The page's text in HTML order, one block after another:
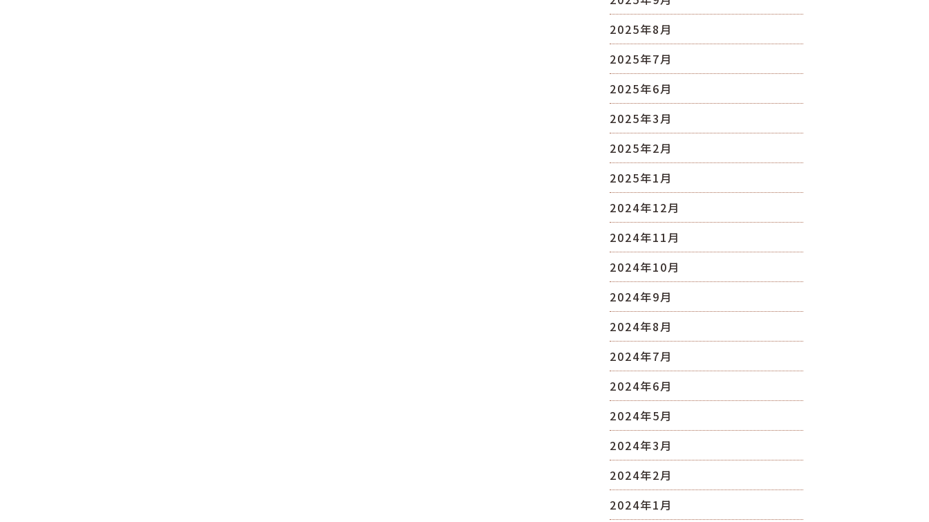
2025年8月
2025年7月
2025年6月
2025年3月
2025年2月
2025年1月
2024年12月
2024年11月
2024年10月
2024年9月
2024年8月
2024年7月
2024年6月
2024年5月
2024年3月
2024年2月
2024年1月